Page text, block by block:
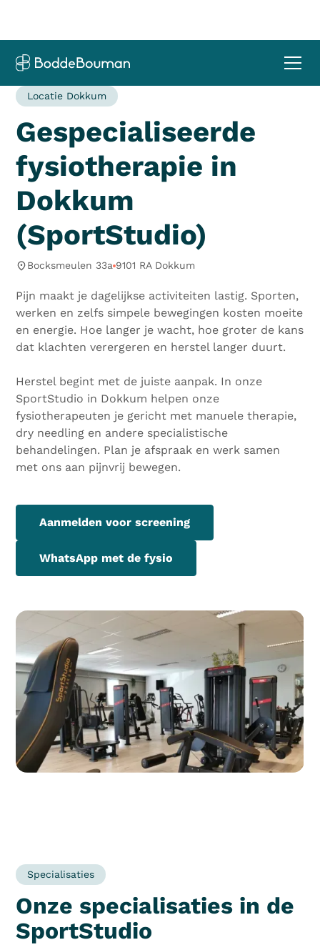
Locatie Dokkum
Gespecialiseerde
fysiotherapie in
Dokkum
(SportStudio)
Bocksmeulen 33a 9101 RA Dokkum
Pijn maakt je dagelijkse activiteiten lastig. Sporten,
werken en zelfs simpele bewegingen kosten moeite
en energie. Hoe langer je wacht, hoe groter de kans
dat klachten verergeren en herstel langer duurt.
Herstel begint met de juiste aanpak. In onze
SportStudio in Dokkum helpen onze
fysiotherapeuten je gericht met manuele therapie,
dry needling en andere specialistische
behandelingen. Plan je afspraak en werk samen
met ons aan pijnvrij bewegen.
Aanmelden voor screening
WhatsApp met de fysio
Specialisaties
Onze specialisaties in de
SportStudio